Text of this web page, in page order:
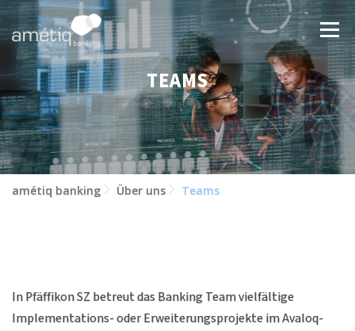
Zum
Inhalt
springen
Menü
LÖSUNGEN NEWS JOBS ÜBER UNS
KONTAKT
TEAMS
amétiq banking Über uns Teams
In Pfäffikon SZ betreut das Banking Team vielfältige
Implementations- oder Erweiterungsprojekte im Avaloq-